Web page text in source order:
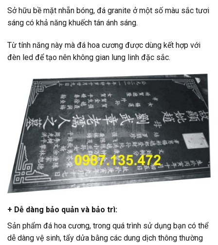
Sở hữu bề mặt nhẵn bóng, đá granite ở một số màu sắc tươi
sáng có khả năng khuếch tán ánh sáng.
Từ tính năng này mà đá hoa cương được dùng kết hợp với
đèn led để tạo nên không gian lung linh đặc sắc.
+ Dễ dàng bảo quản và bảo trì:
Sản phẩm đá hoa cương, trong quá trình sử dụng bạn có thể
dễ dàng vệ sinh, tẩy dửa bằng các dung dịch thông thường